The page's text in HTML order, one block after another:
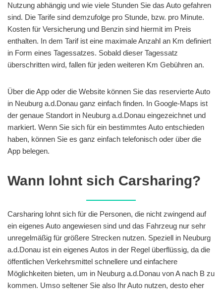
Nutzung abhängig und wie viele Stunden Sie das Auto gefahren
sind. Die Tarife sind demzufolge pro Stunde, bzw. pro Minute.
Kosten für Versicherung und Benzin sind hiermit im Preis
enthalten. In dem Tarif ist eine maximale Anzahl an Km definiert
in Form eines Tagessatzes. Sobald dieser Tagessatz
überschritten wird, fallen für jeden weiteren Km Gebühren an.
Über die App oder die Website können Sie das reservierte Auto
in Neuburg a.d.Donau ganz einfach finden. In Google-Maps ist
der genaue Standort in Neuburg a.d.Donau eingezeichnet und
markiert. Wenn Sie sich für ein bestimmtes Auto entschieden
haben, können Sie es ganz einfach telefonisch oder über die
App belegen.
Wann lohnt sich Carsharing?
Carsharing lohnt sich für die Personen, die nicht zwingend auf
ein eigenes Auto angewiesen sind und das Fahrzeug nur sehr
unregelmäßig für größere Strecken nutzen. Speziell in Neuburg
a.d.Donau ist ein eigenes Autos in der Regel überflüssig, da die
öffentlichen Verkehrsmittel schnellere und einfachere
Möglichkeiten bieten, um in Neuburg a.d.Donau von A nach B zu
kommen. Umso seltener Sie also Ihr Auto nutzen, desto eher